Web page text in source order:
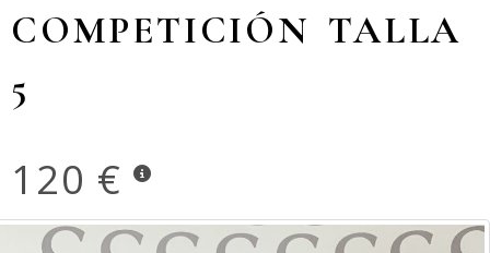
COMPETICIÓN TALLA
5
120 €